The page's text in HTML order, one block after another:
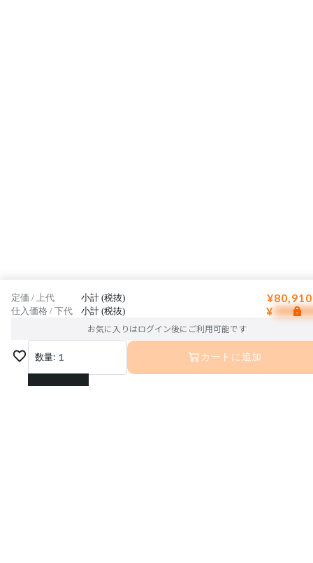
定価 / 上代 小計 (税抜)
仕入価格 / 下代 小計 (税抜) ¥
お気に入りはログイン後にご利用可能です
数量: 1
1
カートに追加